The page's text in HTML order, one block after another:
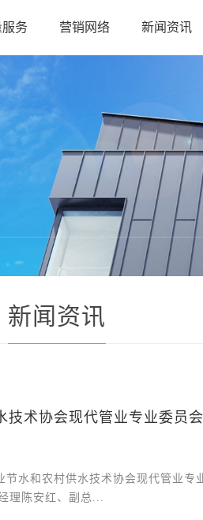
服务 营销网络 新闻资讯
新闻资讯
技术协会现代管业专业委员
节水和农村供水技术协会现代管业
理陈安红、副总...